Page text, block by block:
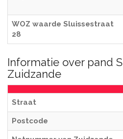
WOZ waarde Sluissestraat
28
Informatie over pand
Zuidzande
Straat
Postcode